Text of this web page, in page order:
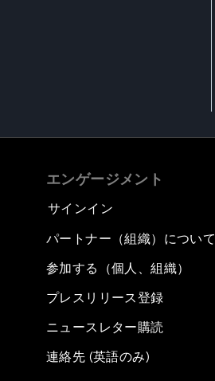
エンゲージメント
サインイン
パートナー（組織）について
参加する（個人、組織）
プレスリリース登録
ニュースレター購読
連絡先 (英語のみ)